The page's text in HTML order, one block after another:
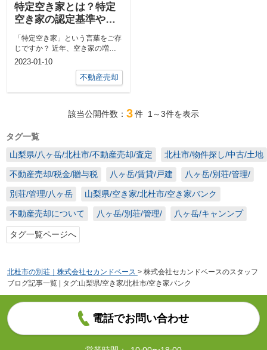
特定空き家とは？特定
空き家の認定基準や指
定された場合のリスク
を解説
「特定空き家」という言葉をご存
じですか？ 近年、空き家の増加
が社会問題となっており、空き家
2023-01-10
不動産売却
該当公開件数： 3件 1～3件を表示
タグ一覧
山梨県/八ヶ岳/北杜市/不動産売却/査定
北杜市/物件探し/中古/土地
不動産売却/税金/贈与税 八ヶ岳/賃貸/戸建 八ヶ岳/別荘/管理/
別荘/管理/八ヶ岳 山梨県/空き家/北杜市/空き家バンク
不動産売却について 八ヶ岳/別荘/管理/ 八ヶ岳/キャンンプ
タグ一覧ページへ
北杜市の別荘｜株式会社セカンドベース > 株式会社セカンドベースのスタッフ
ブログ記事一覧 | タグ:山梨県/空き家/北杜市/空き家バンク
電話でお問い合わせ